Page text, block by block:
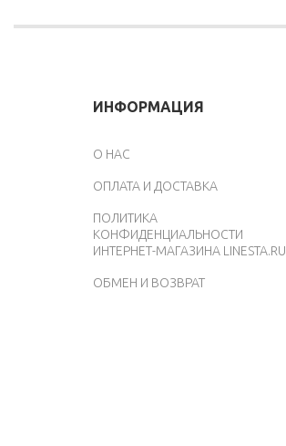
ИНФОРМАЦИЯ
O НАС
ОПЛАТА И ДОСТАВКА
ПОЛИТИКА
КОНФИДЕНЦИАЛЬНОСТИ
ИНТЕРНЕТ-МАГАЗИНА LINESTA.RU
ОБМЕН И ВОЗВРАТ